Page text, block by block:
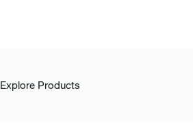
Explore Products